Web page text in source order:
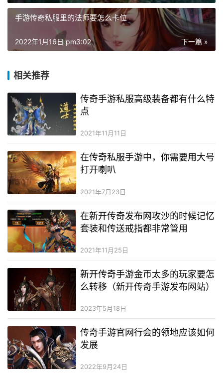
手游传奇私服里的法师要怎么卡位
下一篇 »
2022年1月16日 pm3:02
相关推荐
传奇手游私服高级装备都有什么特
点
2021年11月11日
在传奇私服手游中，你需要用大号
打开喇叭
2021年7月23日
在新开传奇发布网攻沙的时候记忆
套装和传送戒指都非常管用
2021年11月25日
新开传奇手游金币太多的玩家要怎
么转移（新开传奇手游发布网站）
2023年5月18日
传奇手游官网行会的领地应该如何
发展
2022年9月24日